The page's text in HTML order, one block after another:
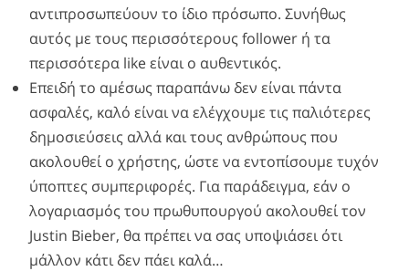
αντιπροσωπεύουν το ίδιο πρόσωπο. Συνήθως
αυτός με τους περισσότερους follower ή τα
περισσότερα like είναι ο αυθεντικός.
Επειδή το αμέσως παραπάνω δεν είναι πάντα
ασφαλές, καλό είναι να ελέγχουμε τις παλιότερες
δημοσιεύσεις αλλά και τους ανθρώπους που
ακολουθεί ο χρήστης, ώστε να εντοπίσουμε τυχόν
ύποπτες συμπεριφορές. Για παράδειγμα, εάν ο
λογαριασμός του πρωθυπουργού ακολουθεί τον
Justin Bieber, θα πρέπει να σας υποψιάσει ότι
μάλλον κάτι δεν πάει καλά…